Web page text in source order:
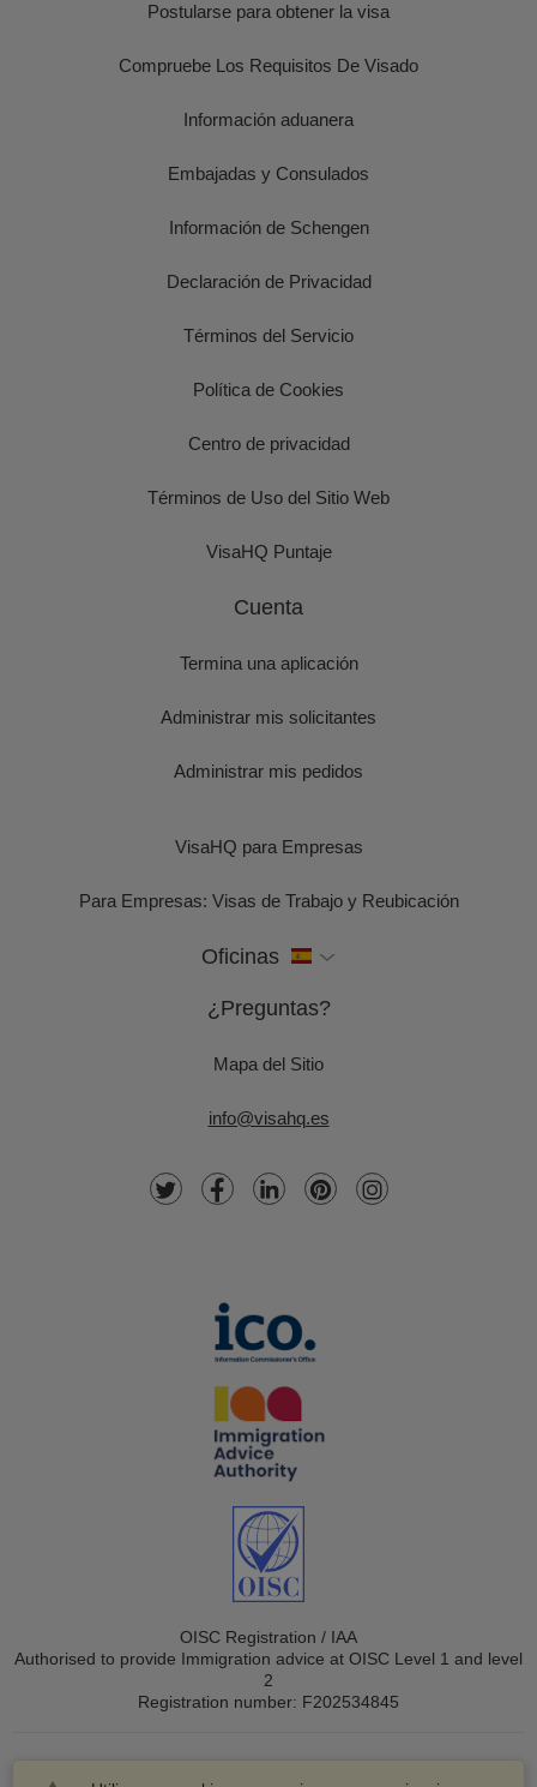
Postularse para obtener la visa
Compruebe Los Requisitos De Visado
Información aduanera
Embajadas y Consulados
Información de Schengen
Declaración de Privacidad
Términos del Servicio
Política de Cookies
Centro de privacidad
Términos de Uso del Sitio Web
VisaHQ Puntaje
Cuenta
Termina una aplicación
Administrar mis solicitantes
Administrar mis pedidos
VisaHQ para Empresas
Para Empresas: Visas de Trabajo y Reubicación
Oficinas
¿Preguntas?
Mapa del Sitio
info@visahq.es
OISC Registration / IAA
Authorised to provide Immigration advice at OISC Level 1 and level
2
Registration number: F202534845